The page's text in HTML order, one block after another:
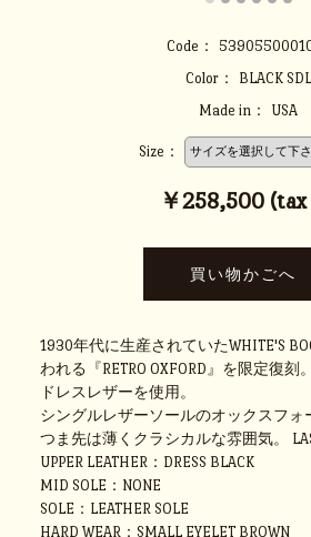
Code：
Color：
BLACK SDL
Made in：
USA
Size：
￥258,500
1930年代に生産されていたWHITE'S
われる『RETRO OXFORD』を限定復刻。
ドレスレザーを使用。
シングルレザーソールのオックスフォ
つま先は薄くクラシカルな雰囲気。
UPPER LEATHER：DRESS BLACK
MID SOLE：NONE
SOLE：LEATHER SOLE
HARD WEAR：SMALL EYELET BROWN